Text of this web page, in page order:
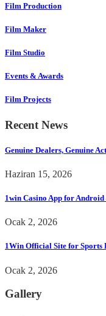
Film Production
Film Maker
Film Studio
Events & Awards
Film Projects
Recent News
Genuine Dealers, Genuine
Haziran 15, 2026
1win Casino App for
Ocak 2, 2026
1Win Official Site for Sports
Ocak 2, 2026
Gallery